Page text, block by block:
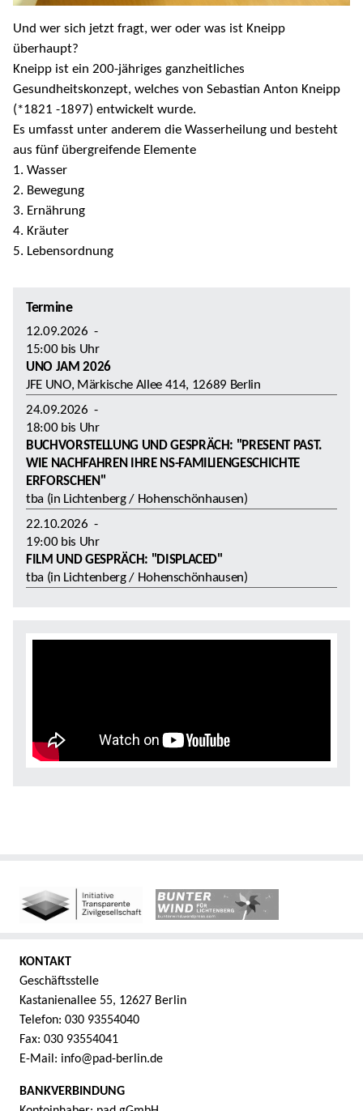
Und wer sich jetzt fragt, wer oder was ist Kneipp
überhaupt?
Kneipp ist ein 200-jähriges ganzheitliches
Gesundheitskonzept, welches von Sebastian Anton Kneipp
(*1821 -1897) entwickelt wurde.
Es umfasst unter anderem die Wasserheilung und besteht
aus fünf übergreifende Elemente
1. Wasser
2. Bewegung
3. Ernährung
4. Kräuter
5. Lebensordnung
Termine
12.09.2026 -
15:00bis Uhr
UNO JAM 2026
JFE UNO, Märkische Allee 414, 12689 Berlin
24.09.2026 -
18:00bis Uhr
BUCHVORSTELLUNG UND GESPRÄCH: "PRESENT PAST.
WIE NACHFAHREN IHRE NS-FAMILIENGESCHICHTE
ERFORSCHEN"
tba (in Lichtenberg / Hohenschönhausen)
22.10.2026 -
19:00bis Uhr
FILM UND GESPRÄCH: "DISPLACED"
tba (in Lichtenberg / Hohenschönhausen)
KONTAKT
Geschäftsstelle
Kastanienallee 55, 12627 Berlin
Telefon: 030 93554040
Fax: 030 93554041
E-Mail: info@pad-berlin.de
BANKVERBINDUNG